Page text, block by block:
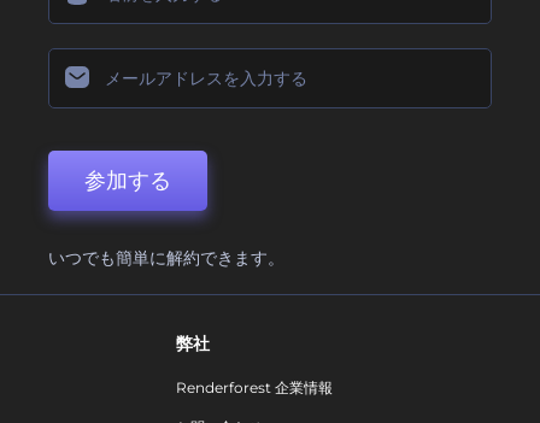
参加する
いつでも簡単に解約できます。
弊社
Renderforest 企業情報